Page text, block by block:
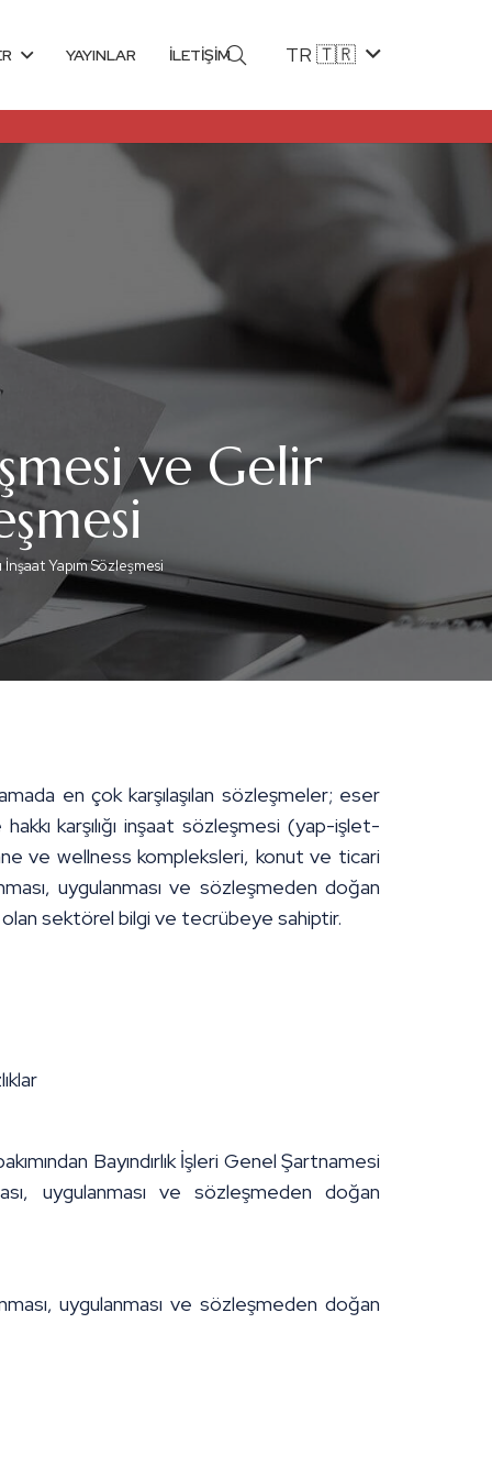
YAYINLAR İLETİŞİM TR 🇹🇷
ve Gelir
İnşaat Yapım Sözleşmesi
en çok karşılaşılan sözleşmeler; eser
karşılığı inşaat sözleşmesi (yap-işlet-
ve wellness kompleksleri, konut ve ticari
uygulanması ve sözleşmeden doğan
olan sektörel bilgi ve tecrübeye sahiptir.
Bayındırlık İşleri Genel Şartnamesi
uygulanması ve sözleşmeden doğan
uygulanması ve sözleşmeden doğan